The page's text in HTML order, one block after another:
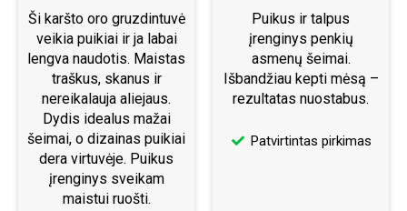
Ši karšto oro gruzdintuvė
veikia puikiai ir ja labai
lengva naudotis. Maistas
traškus, skanus ir
nereikalauja aliejaus.
Dydis idealus mažai
šeimai, o dizainas puikiai
dera virtuvėje. Puikus
įrenginys sveikam
maistui ruošti.
Puikus ir talpus
įrenginys penkių
asmenų šeimai.
Išbandžiau kepti mėsą –
rezultatas nuostabus.
Patvirtintas pirkimas